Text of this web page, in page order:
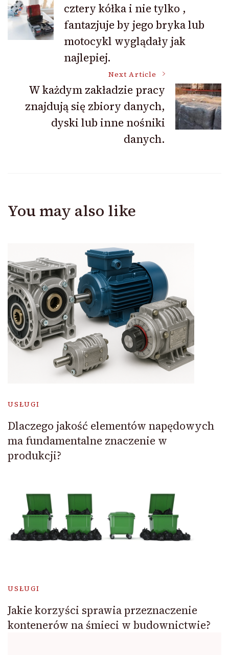
Navigationcztery kółka i nie tylko ,
fantazjuje by jego bryka lub
motocykl wyglądały jak
najlepiej.
Next Article
W każdym zakładzie pracy
znajdują się zbiory danych,
dyski lub inne nośniki
danych.
You may also like
USŁUGI
Dlaczego jakość elementów napędowych
ma fundamentalne znaczenie w
produkcji?
USŁUGI
Jakie korzyści sprawia przeznaczenie
kontenerów na śmieci w budownictwie?